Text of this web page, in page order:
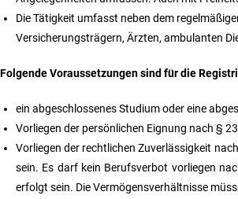
Die Tätigkeit umfasst neben dem
Versicherungsträgern, Ärzten, ambulanten
Folgende Voraussetzungen sind für die
ein abgeschlossenes Studium oder eine
Vorliegen der persönlichen Eignung nach §
Vorliegen der rechtlichen Zuverlässigkeit
sein. Es darf kein Berufsverbot vorliegen
erfolgt sein. Die Vermögensverhältnisse